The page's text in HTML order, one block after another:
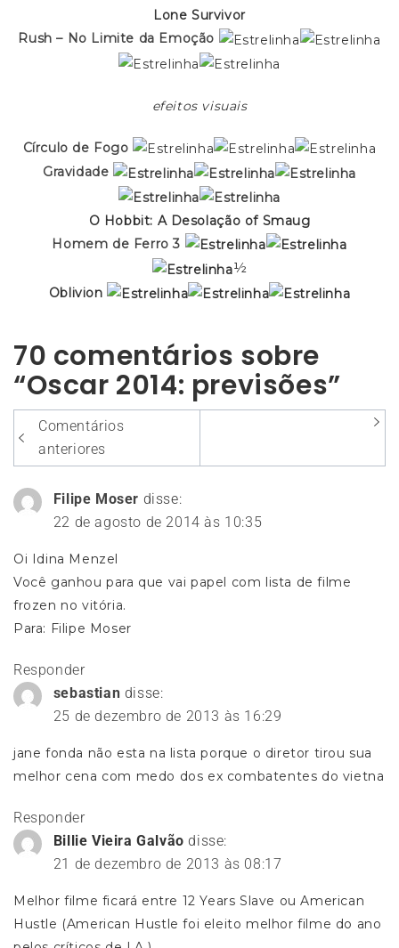
Lone Survivor
Rush – No Limite da Emoção
efeitos visuais
Círculo de Fogo
Gravidade
O Hobbit: A Desolação of Smaug
Homem de Ferro 3
½
Oblivion
70 comentários sobre
“Oscar 2014: previsões”
Navegação
entre
os
comentários
Comentários
anteriores
Filipe Moser disse:
22 de agosto de 2014 às 10:35
Oi Idina Menzel
Você ganhou para que vai papel com lista de filme
frozen no vitória.
Para: Filipe Moser
Responder
sebastian disse:
25 de dezembro de 2013 às 16:29
jane fonda não esta na lista porque o diretor tirou sua
melhor cena com medo dos ex combatentes do vietna
Responder
Billie Vieira Galvão disse:
21 de dezembro de 2013 às 08:17
Melhor filme ficará entre 12 Years Slave ou American
Hustle (American Hustle foi eleito melhor filme do ano